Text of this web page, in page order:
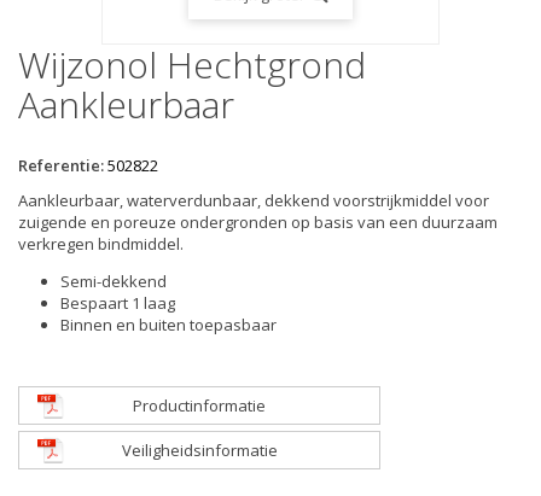
Wijzonol Hechtgrond
Aankleurbaar
Referentie:502822
Aankleurbaar, waterverdunbaar, dekkend voorstrijkmiddel voor
zuigende en poreuze ondergronden op basis van een duurzaam
verkregen bindmiddel.
Semi-dekkend
Bespaart 1 laag
Binnen en buiten toepasbaar
Productinformatie
Veiligheidsinformatie